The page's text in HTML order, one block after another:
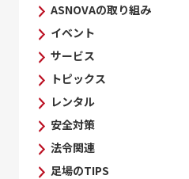
ASNOVAの取り組み
イベント
サービス
トピックス
レンタル
安全対策
法令関連
足場のTIPS